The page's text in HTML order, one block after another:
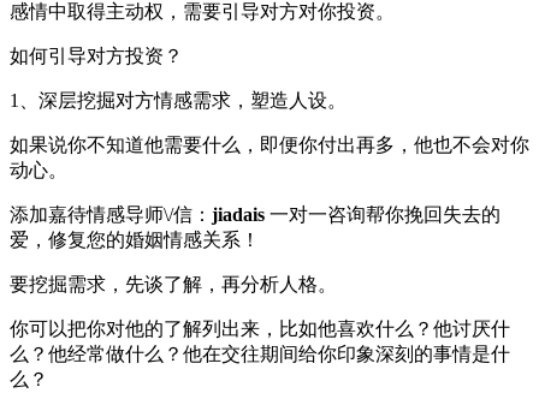
感情中取得主动权，需要引导对方对你投资。
如何引导对方投资？
1、深层挖掘对方情感需求，塑造人设。
如果说你不知道他需要什么，即便你付出再多，他也不会对你
动心。
添加嘉待情感导师\/信： jiadais 一对一咨询帮你挽回失去的
爱，修复您的婚姻情感关系！
要挖掘需求，先谈了解，再分析人格。
你可以把你对他的了解列出来，比如他喜欢什么？他讨厌什
么？他经常做什么？他在交往期间给你印象深刻的事情是什
么？